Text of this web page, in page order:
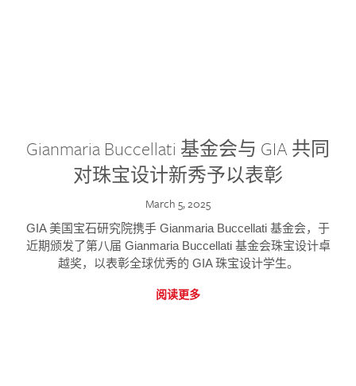
Gianmaria Buccellati 基金会与 GIA 共同
对珠宝设计新秀予以表彰
March 5, 2025
GIA 美国宝石研究院携手 Gianmaria Buccellati 基金会，于
近期颁发了第八届 Gianmaria Buccellati 基金会珠宝设计卓
越奖，以表彰全球优秀的 GIA 珠宝设计学生。
阅读更多